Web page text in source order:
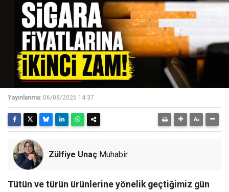
Yayınlanma: 06/08/2026 14:37
Zülfiye Unaç Muhabir
Tütün ve türün ürünlerine yönelik geçtiğimiz gün